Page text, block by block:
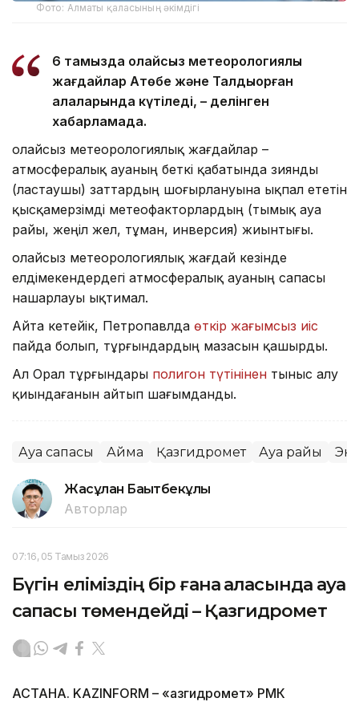
Фото: Алматы қаласының әкімдігі
6 тамызда қолайсыз метеорологиялық
жағдайлар Ақтөбе және Талдықорған
қалаларында күтіледі, – делінген
хабарламада.
Қолайсыз метеорологиялық жағдайлар –
атмосфералық ауаның беткі қабатында зиянды
(ластаушы) заттардың шоғырлануына ықпал ететін
қысқамерзімді метеофакторлардың (тымық ауа
райы, жеңіл жел, тұман, инверсия) жиынтығы.
Қолайсыз метеорологиялық жағдай кезінде
елдімекендердегі атмосфералық ауаның сапасы
нашарлауы ықтимал.
Айта кетейік, Петропавлда өткір жағымсыз иіс
пайда болып, тұрғындардың мазасын қашырды.
Ал Орал тұрғындары полигон түтінінен тыныс алу
қиындағанын айтып шағымданды.
Ауа сапасы Аймақ Қазгидромет Ауа райы
Жасұлан Бақытбекұлы
Авторлар
07:16, 05 Тамыз 2026
Бүгін еліміздің бір ғана қаласында ауа
сапасы төмендейді – Қазгидромет
АСТАНА. KAZINFORM – «Қазгидромет» РМК